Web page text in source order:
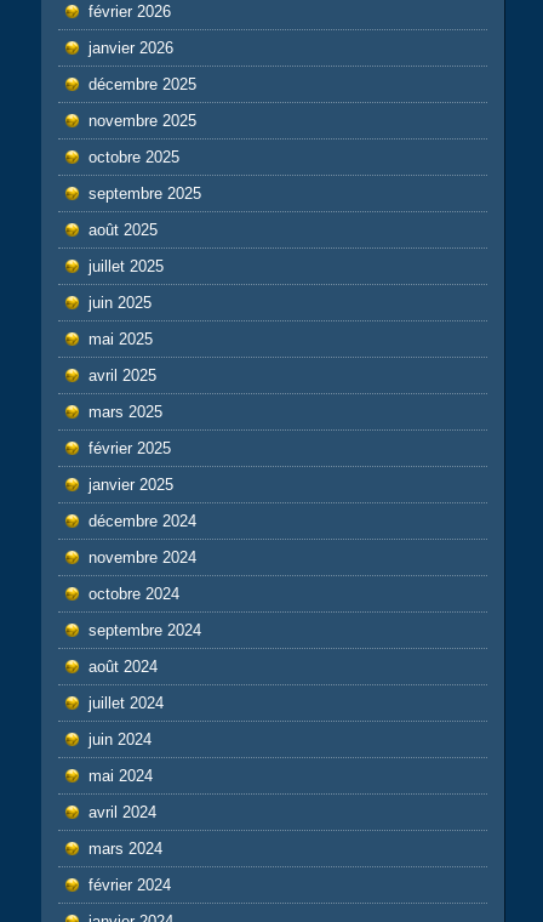
février 2026
janvier 2026
décembre 2025
novembre 2025
octobre 2025
septembre 2025
août 2025
juillet 2025
juin 2025
mai 2025
avril 2025
mars 2025
février 2025
janvier 2025
décembre 2024
novembre 2024
octobre 2024
septembre 2024
août 2024
juillet 2024
juin 2024
mai 2024
avril 2024
mars 2024
février 2024